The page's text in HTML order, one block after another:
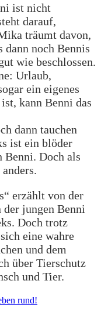
ist nicht
darauf,
träumt davon,
dann noch Bennis
wie beschlossen.
Urlaub,
ein eigenes
kann Benni das
dann tauchen
ist ein blöder
Benni. Doch als
erzählt von der
jungen Benni
Doch trotz
eine wahre
und dem
über Tierschutz
und Tier.
rund!